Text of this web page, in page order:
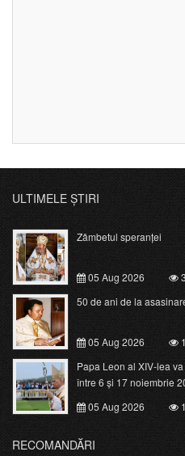
ULTIMELE ȘTIRI
Zâmbetul speranței
05 Aug 2026
50 de ani de la
05 Aug 2026
Papa Leon al XIV-lea
între 6 și 17 noiembrie
05 Aug 2026
RECOMANDĂRI